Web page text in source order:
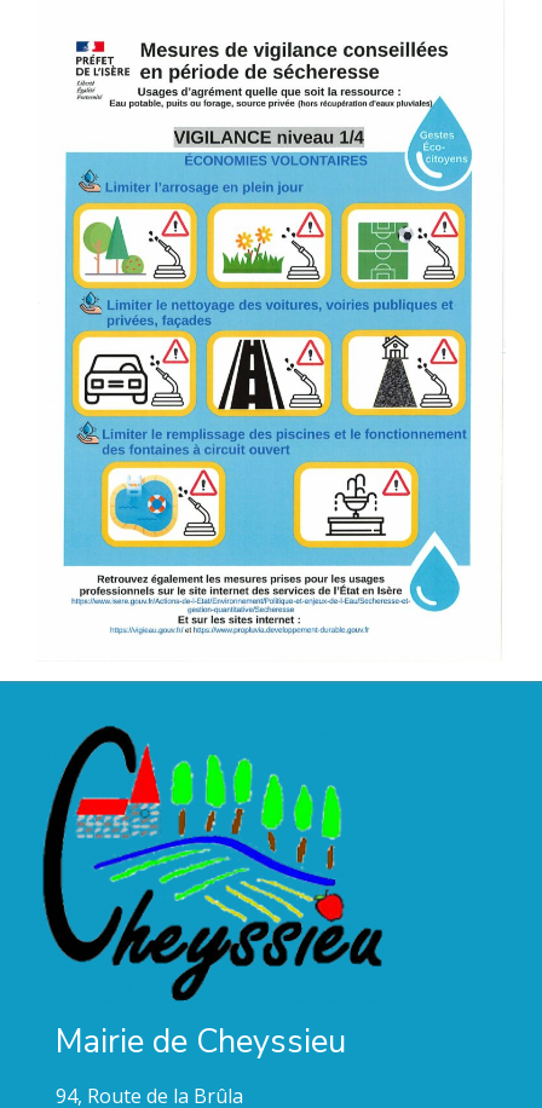
Mairie de Cheyssieu
94, Route de la Brûla